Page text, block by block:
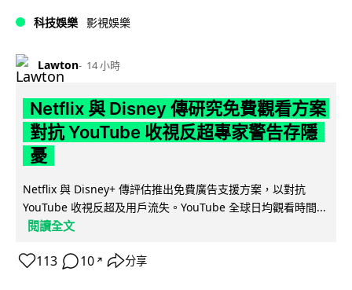
科技娛樂 影視娛樂
Lawton 14 小時
Netflix 與 Disney 傳研究免費觀看方案
對抗 YouTube 收視反超專家警告存隱
憂
Netflix 與 Disney+ 傳評估推出免費廣告支援方案，以對抗
YouTube 收視反超及用戶流失。YouTube 全球日均觀看時間...
閱讀全文
113 10 ↗ 分享